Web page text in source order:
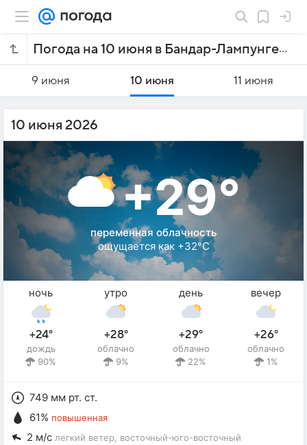
Погода на 10 июня в Бандар-Лампунге
9 июня 10 июня 11 июня
10 июня 2026
+29°
переменная облачность
ощущается как +32°C
ночь
+24°
дождь
90%
утро
+28°
облачно
9%
день
+29°
облачно
22%
вечер
+26°
облачно
1%
749 мм рт. ст.
61% повышенная
2 м/с легкий ветер , восточный-юго-восточный